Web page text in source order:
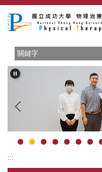
跳
到
主
區
:::